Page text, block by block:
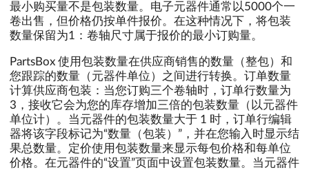
最小购买量不是包装数量。电子元器件通常以5000个一
卷出售，但价格仍按单件报价。在这种情况下，将包装
数量保留为1：卷轴尺寸属于报价的最小订购量。
PartsBox 使用包装数量在供应商销售的数量（整包）和
您跟踪的数量（元器件单位）之间进行转换。订单数量
计算供应商包装：当您订购三个卷轴时，订单行数量为
3，接收它会为您的库存增加三倍的包装数量（以元器件
单位计）。当元器件的包装数量大于 1 时，订单行编辑
器将该字段标记为“数量（包装）”，并在您输入时显示结
果总数量。定价使用包装数量来显示每包价格和每单位
价格。在元器件的“设置”页面中设置包装数量。当元器件